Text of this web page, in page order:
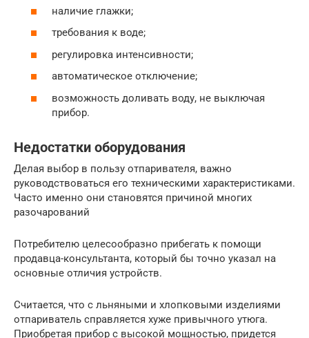
наличие глажки;
требования к воде;
регулировка интенсивности;
автоматическое отключение;
возможность доливать воду, не выключая
прибор.
Недостатки оборудования
Делая выбор в пользу отпаривателя, важно
руководствоваться его техническими характеристиками.
Часто именно они становятся причиной многих
разочарований
Потребителю целесообразно прибегать к помощи
продавца-консультанта, который бы точно указал на
основные отличия устройств.
Считается, что с льняными и хлопковыми изделиями
отпариватель справляется хуже привычного утюга.
Приобретая прибор с высокой мощностью, придется